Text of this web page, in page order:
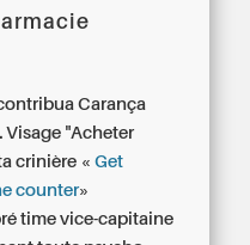
Carança
Visage "Acheter
crinière «Get
counter»
time vice-capitaine